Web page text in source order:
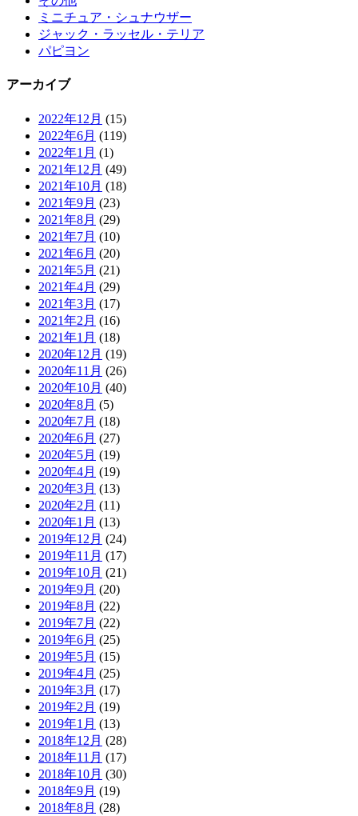
ミニチュア・シュナウザー
ジャック・ラッセル・テリア
パピヨン
アーカイブ
2022年12月 (15)
2022年6月 (119)
2022年1月 (1)
2021年12月 (49)
2021年10月 (18)
2021年9月 (23)
2021年8月 (29)
2021年7月 (10)
2021年6月 (20)
2021年5月 (21)
2021年4月 (29)
2021年3月 (17)
2021年2月 (16)
2021年1月 (18)
2020年12月 (19)
2020年11月 (26)
2020年10月 (40)
2020年8月 (5)
2020年7月 (18)
2020年6月 (27)
2020年5月 (19)
2020年4月 (19)
2020年3月 (13)
2020年2月 (11)
2020年1月 (13)
2019年12月 (24)
2019年11月 (17)
2019年10月 (21)
2019年9月 (20)
2019年8月 (22)
2019年7月 (22)
2019年6月 (25)
2019年5月 (15)
2019年4月 (25)
2019年3月 (17)
2019年2月 (19)
2019年1月 (13)
2018年12月 (28)
2018年11月 (17)
2018年10月 (30)
2018年9月 (19)
2018年8月 (28)